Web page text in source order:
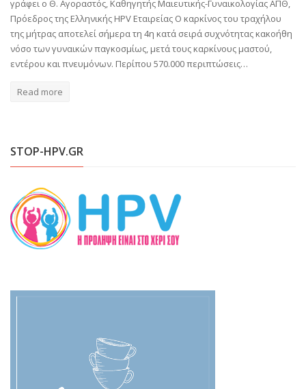
γράφει ο Θ. Αγοραστός, Καθηγητής Μαιευτικής-Γυναικολογίας ΑΠΘ,
Πρόεδρος της Ελληνικής HPV Εταιρείας Ο καρκίνος του τραχήλου
της μήτρας αποτελεί σήμερα τη 4η κατά σειρά συχνότητας κακοήθη
νόσο των γυναικών παγκοσμίως, μετά τους καρκίνους μαστού,
εντέρου και πνευμόνων. Περίπου 570.000 περιπτώσεις…
Read more
STOP-HPV.GR